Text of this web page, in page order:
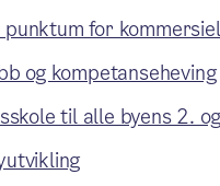
for
og kompetanseheving
til alle byens 2.